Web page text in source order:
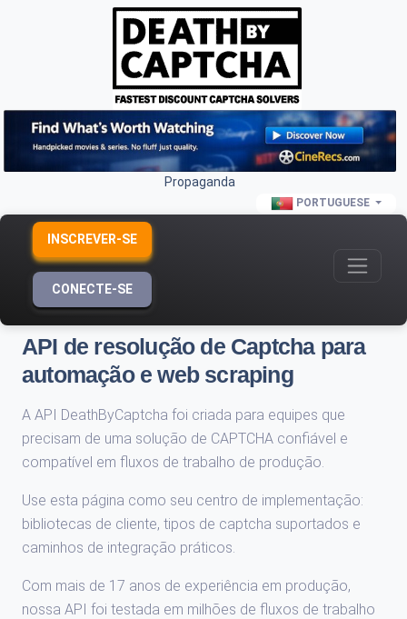
Propaganda
PORTUGUESE
INSCREVER-SE
CONECTE-SE
API de resolução de Captcha para
automação e web scraping
A API DeathByCaptcha foi criada para equipes que
precisam de uma solução de CAPTCHA confiável e
compatível em fluxos de trabalho de produção.
Use esta página como seu centro de implementação:
bibliotecas de cliente, tipos de captcha suportados e
caminhos de integração práticos.
Com mais de 17 anos de experiência em produção,
nossa API foi testada em milhões de fluxos de trabalho